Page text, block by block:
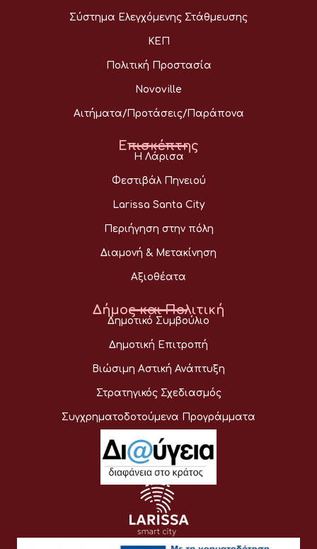
Σύστημα Ελεγχόμενης Στάθμευσης
ΚΕΠ
Πολιτική Προστασία
Novoville
Αιτήματα/Προτάσεις/Παράπονα
Επισκέπτης
Η Λάρισα
Φεστιβάλ Πηνειού
Larissa Santa City
Περιήγηση στην πόλη
Διαμονή & Μετακίνηση
Αξιοθέατα
Δήμος και Πολιτική
Δημοτικό Συμβούλιο
Δημοτική Επιτροπή
Βιώσιμη Αστική Ανάπτυξη
Στρατηγικός Σχεδιασμός
Συγχρηματοδοτούμενα Προγράμματα